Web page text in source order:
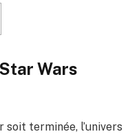
Wars
soit terminée, l’univers